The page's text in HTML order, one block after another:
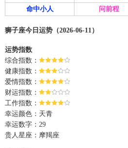
命中小人
问前程
狮子座今日运势（2026-06-11）
运势指数
综合指数：
健康指数：
爱情指数：
财运指数：
工作指数：
幸运颜色：天青
幸运数字：29
贵人星座：摩羯座